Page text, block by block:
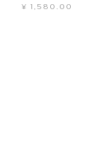
¥ 1,580.00